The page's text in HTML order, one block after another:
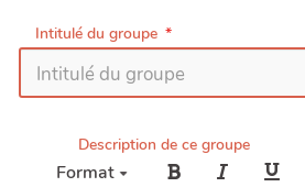
Intitulé du groupe
Description de ce groupe
Format